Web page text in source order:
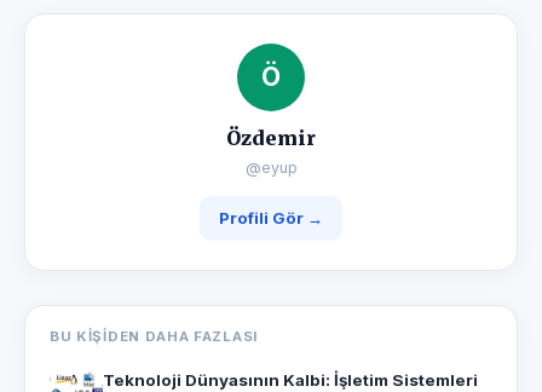
Ö
Özdemir
@eyup
Profili Gör →
BU KIŞIDEN DAHA FAZLASI
Teknoloji Dünyasının Kalbi: İşletim Sistemleri